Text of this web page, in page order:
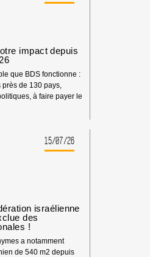
impact depuis
que BDS fonctionne :
de 130 pays,
à faire payer le
15/07/26
israélienne
des
!
a notamment
de 540 m2 depuis